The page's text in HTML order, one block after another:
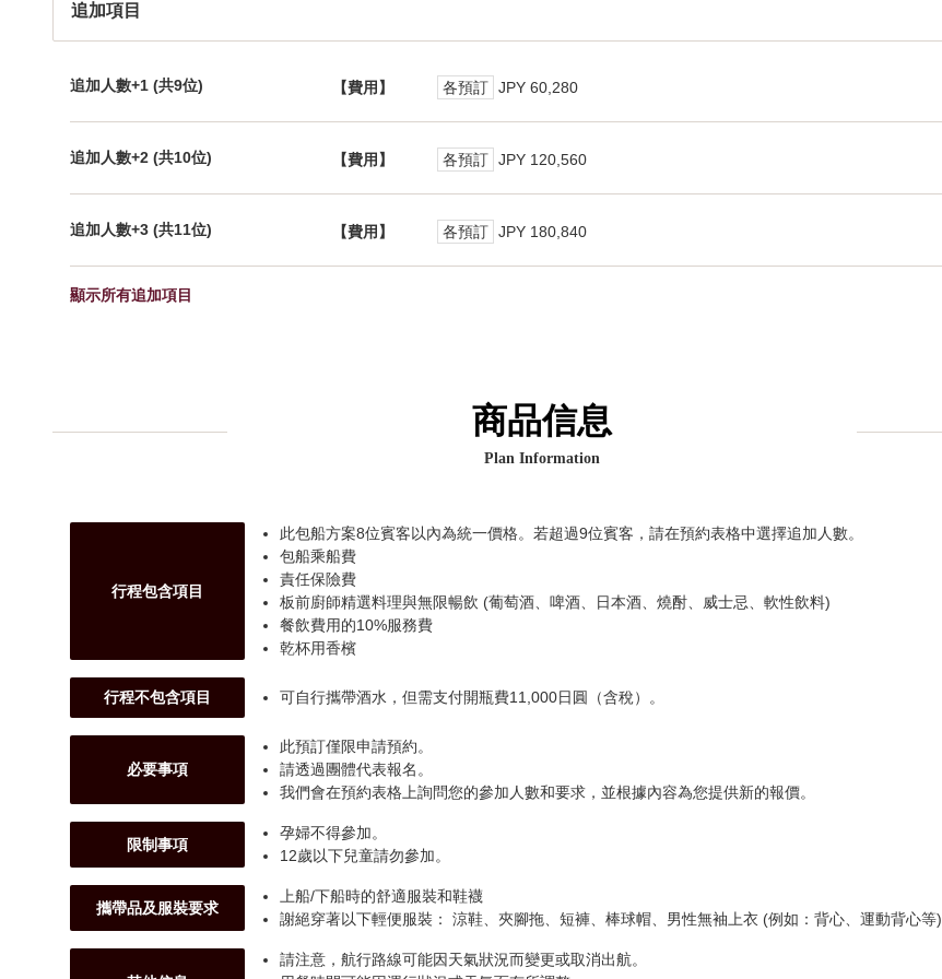
追加項目
追加人數+1 (共9位) 【費用】 各預訂 JPY 60,280
追加人數+2 (共10位) 【費用】 各預訂 JPY 120,560
追加人數+3 (共11位) 【費用】 各預訂 JPY 180,840
顯示所有追加項目
商品信息
Plan Information
行程包含項目
此包船方案8位賓客以內為統一價格。若超過9位賓客，請在預約表格中選擇追加人數。
包船乘船費
責任保險費
板前廚師精選料理與無限暢飲 (葡萄酒、啤酒、日本酒、燒酎、威士忌、軟性飲料)
餐飲費用的10%服務費
乾杯用香檳
行程不包含項目 可自行攜帶酒水，但需支付開瓶費11,000日圓（含稅）。
必要事項
此預訂僅限申請預約。
請透過團體代表報名。
我們會在預約表格上詢問您的參加人數和要求，並根據內容為您提供新的報價。
限制事項
孕婦不得參加。
12歲以下兒童請勿參加。
攜帶品及服裝要求
上船/下船時的舒適服裝和鞋襪
謝絕穿著以下輕便服裝： 涼鞋、夾腳拖、短褲、棒球帽、男性無袖上衣 (例如：背心、運動背心等)
請注意，航行路線可能因天氣狀況而變更或取消出航。